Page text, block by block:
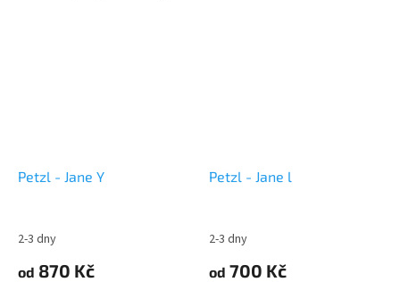
Petzl - Jane Y
2-3 dny
od 870 Kč
Petzl - Jane l
2-3 dny
od 700 Kč